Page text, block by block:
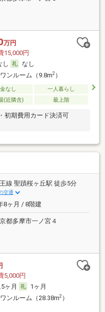
万円
15,000円
し
なし
ンルーム（9.8m2）
なし
一人暮らし
(近隣含) 最上階
初期費用カード決済可
線 聖蹟桜ヶ丘駅 徒歩5分
交通
8ヶ月 / 8階建
都多摩市一ノ宮４
5,000円
ヶ月
1ヶ月
ンルーム（28.38m2）